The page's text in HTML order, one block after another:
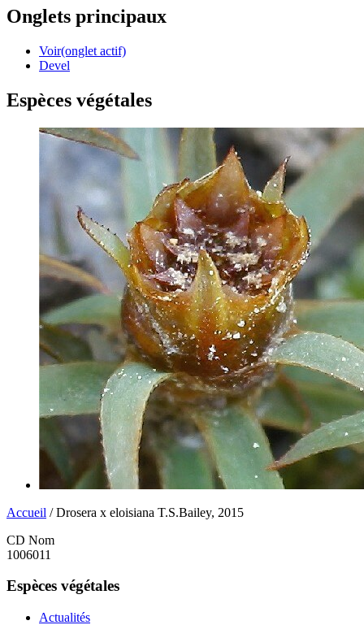
Onglets principaux
Voir(onglet actif)
Devel
Espèces végétales
Accueil / Drosera x eloisiana T.S.Bailey, 2015
CD Nom
1006011
Espèces végétales
Actualités